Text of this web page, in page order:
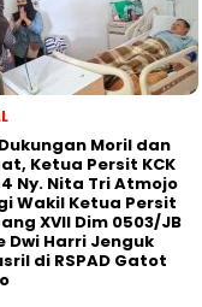
Moril dan
Ketua Persit KCK
Ny. Nita Tri Atmojo
Wakil Ketua Persit
XVII Dim 0503/JB
Dwi Harri Jenguk
di RSPAD Gatot